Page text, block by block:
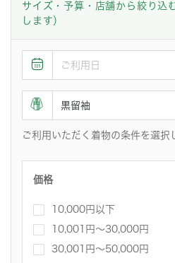
サイズ・予算・店舗から絞り込
します）
ご利用いただく着物の条件を選択
価格
10,000円以下
10,001円〜30,000円
30,001円～50,000円